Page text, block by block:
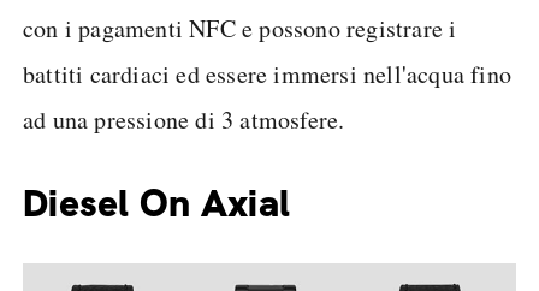
con i pagamenti NFC e possono registrare i
battiti cardiaci ed essere immersi nell'acqua fino
ad una pressione di 3 atmosfere.
Diesel On Axial